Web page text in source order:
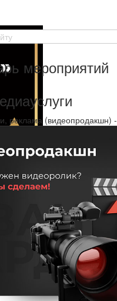
мероприятий
реклама (видеопродакшн) -